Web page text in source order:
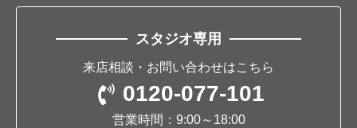
スタジオ専用
来店相談・お問い合わせはこちら
0120-077-101
営業時間：9:00～18:00